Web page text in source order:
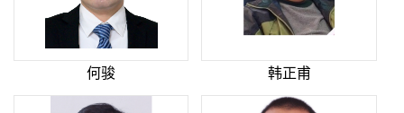
何骏 韩正甫